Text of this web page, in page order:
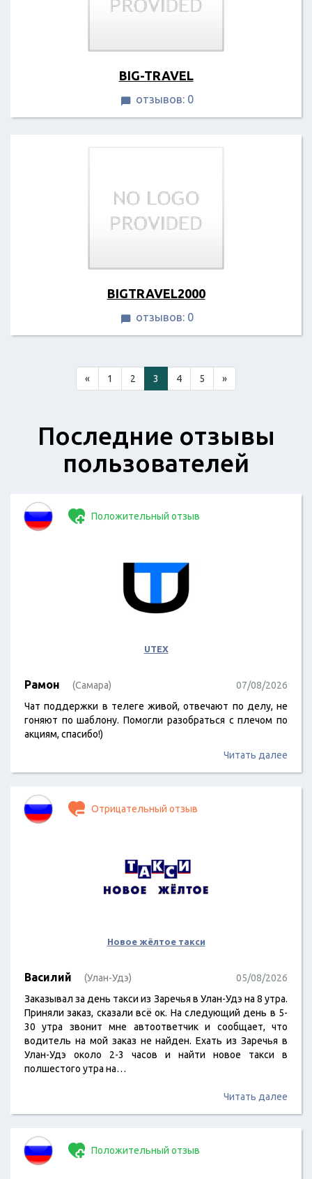
BIG-TRAVEL
 отзывов: 0
BIGTRAVEL2000
 отзывов: 0
« 1 2 3 4 5 »
Последние отзывы
пользователей
Положительный отзыв
UTEX
Рамон (Самара)
07/08/2026
Чат поддержки в телеге живой, отвечают по делу, не
гоняют по шаблону. Помогли разобраться с плечом по
акциям, спасибо!)
Читать далее
Отрицательный отзыв
Новое жёлтое такси
Василий (Улан-Удэ)
05/08/2026
Заказывал за день такси из Заречья в Улан-Удэ на 8 утра.
Приняли заказ, сказали всё ок. На следующий день в 5-
30 утра звонит мне автоответчик и сообщает, что
водитель на мой заказ не найден. Ехать из Заречья в
Улан-Удэ около 2-3 часов и найти новое такси в
полшестого утра на…
Читать далее
Положительный отзыв